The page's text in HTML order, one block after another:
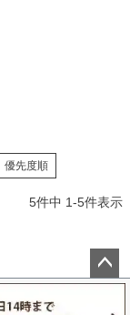
優先度順
5件中 1-5件表示
ペー